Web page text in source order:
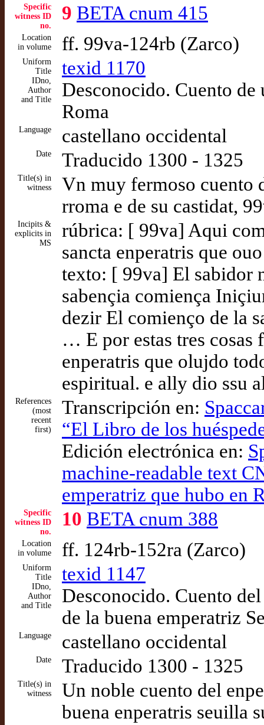
Specific
witness ID
no.
9 BETA cnum 415
Location
in volume
ff. 99va-124rb (Zarco)
Uniform
Title
IDno,
Author
and Title
texid 1170
Desconocido. Cuento de
Roma
Language castellano occidental
Date Traducido 1300 - 1325
Title(s) in
witness
Vn muy fermoso cuento
rroma e de su castidat,
Incipits &
explicits in
MS
rúbrica: [ 99va] Aqui
sancta enperatris que
texto: [ 99va] El sabidor
sabençia comiença
dezir El comienço de la
… E por estas tres cosas
enperatris que olujdo
espiritual. e ally dio ssu
References
(most
recent
first)
Transcripción en:
“El Libro de los
Edición electrónica en:
machine-readable text
emperatriz que hubo en
Specific
witness ID
no.
10 BETA cnum 388
Location
in volume
ff. 124rb-152ra (Zarco)
Uniform
Title
IDno,
Author
and Title
texid 1147
Desconocido. Cuento
de la buena emperatriz
Language castellano occidental
Date Traducido 1300 - 1325
Title(s) in
witness
Un noble cuento del
buena enperatris seuilla